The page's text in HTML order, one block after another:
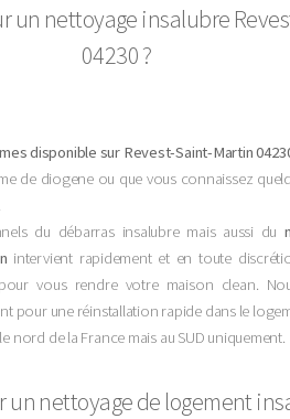
un nettoyage insalubre
04230 ?
disponible sur Revest-Saint-Martin
de diogene ou que vous connaissez
du débarras insalubre mais aussi du
intervient rapidement et en toute
vous rendre votre maison clean.
pour une réinstallation rapide dans le
nord de la France mais au SUD uniquement.
un nettoyage de logement